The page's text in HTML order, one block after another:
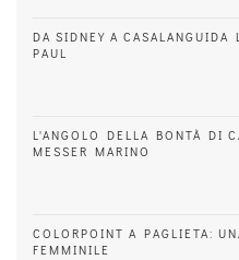
DA SIDNEY A CASALANGUIDA
PAUL
L'ANGOLO DELLA BONTÀ DI
MESSER MARINO
COLORPOINT A PAGLIETA:
FEMMINILE